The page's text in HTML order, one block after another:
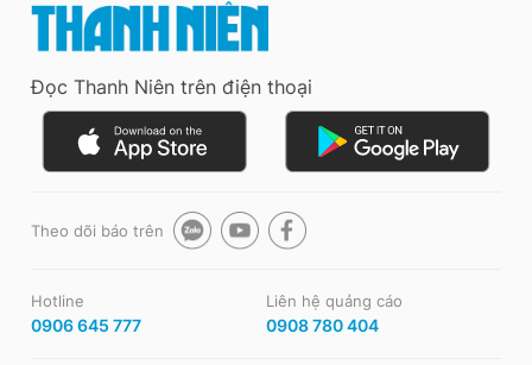
Đọc Thanh Niên trên điện thoại
Theo dõi báo trên
Hotline
0906 645 777
Liên hệ quảng cáo
0908 780 404